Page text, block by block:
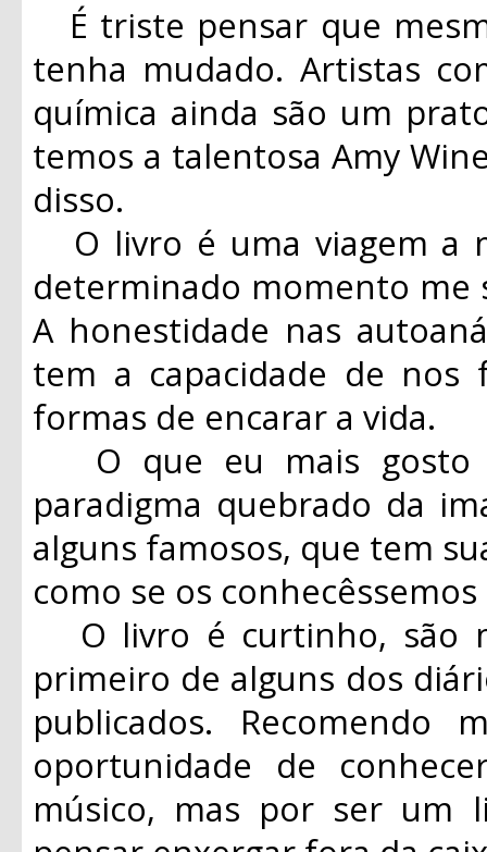
É triste pensar que
tenha mudado. Artistas
química ainda são um
temos a talentosa Amy
disso.
O livro é uma viagem a
determinado momento me
A honestidade nas
tem a capacidade de nos
formas de encarar a vida.
O que eu mais gosto
paradigma quebrado da
alguns famosos, que tem
como se os
O livro é curtinho, são
primeiro de alguns dos
publicados.
oportunidade de
músico, mas por ser um